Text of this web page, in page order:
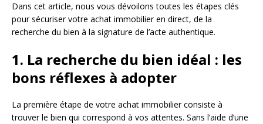
Dans cet article, nous vous dévoilons toutes les étapes clés
pour sécuriser votre achat immobilier en direct, de la
recherche du bien à la signature de l’acte authentique.
1. La recherche du bien idéal : les
bons réflexes à adopter
La première étape de votre achat immobilier consiste à
trouver le bien qui correspond à vos attentes. Sans l’aide d’une